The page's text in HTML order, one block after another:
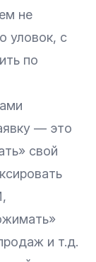
не
уловок, с
по
— это
свой
и т.д.